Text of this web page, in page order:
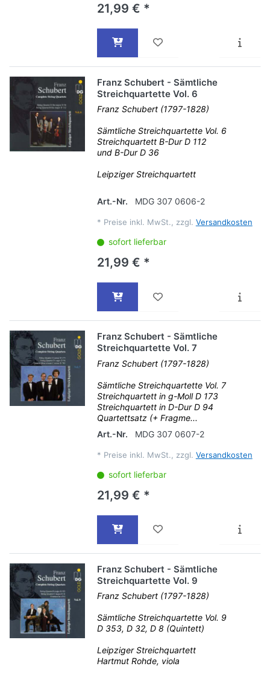
21,99 € *
Franz Schubert - Sämtliche
Streichquartette Vol. 6
Franz Schubert (1797-1828)
Sämtliche Streichquartette Vol. 6
Streichquartett B-Dur D 112
und B-Dur D 36
Leipziger Streichquartett
Art.-Nr. MDG 307 0606-2
* Preise inkl. MwSt., zzgl. Versandkosten
sofort lieferbar
21,99 € *
Franz Schubert - Sämtliche
Streichquartette Vol. 7
Franz Schubert (1797-1828)
Sämtliche Streichquartette Vol. 7
Streichquartett in g-Moll D 173
Streichquartett in D-Dur D 94
Quartettsatz (+ Fragme...
Art.-Nr.
MDG 307 0607-2
* Preise inkl. MwSt., zzgl. Versandkosten
sofort lieferbar
21,99 € *
Franz Schubert - Sämtliche
Streichquartette Vol. 9
Franz Schubert (1797-1828)
Sämtliche Streichquartette Vol. 9
D 353, D 32, D 8 (Quintett)
Leipziger Streichquartett
Hartmut Rohde, viola